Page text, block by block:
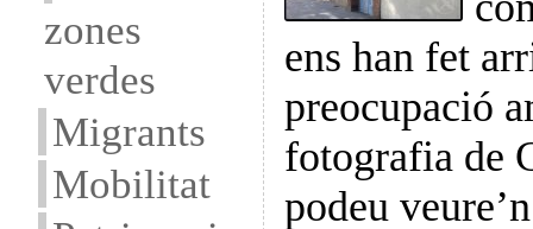
zones
verdes
Migrants
Mobilitat
ens han fet
preocupació
fotografia de
podeu